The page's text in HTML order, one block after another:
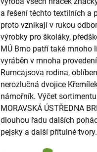
a řešení těchto textilních a
proto vznikají v rukou
výrobky pro školáky,
MÚ Brno patří také mnoho
vyráběn v mnoha
Rumcajsova rodina,
nerozlučná dvojice
námořník. Výčet
MORAVSKÁ ÚSTŘEDNA
dlouhou řadu dalších
pejsky a další přítulné tvory.